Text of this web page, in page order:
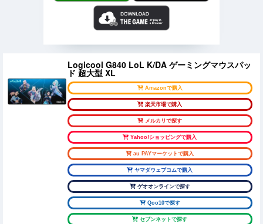
Logicool G840 LoL K/DA ゲーミングマウスパッ
ド 超大型 XL
Amazonで購入
楽天市場で購入
メルカリで探す
Yahoo!ショッピングで購入
au PAYマーケットで購入
ヤマダウェブコムで購入
ゲオオンラインで探す
Qoo10で探す
セブンネットで探す